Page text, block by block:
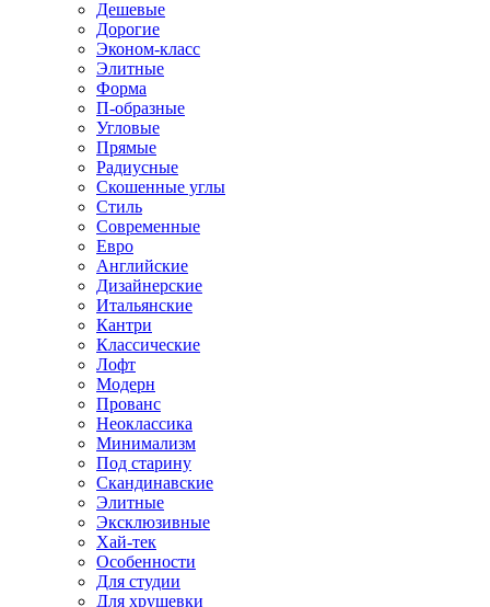
Дешевые
Дорогие
Эконом-класс
Элитные
Форма
П-образные
Угловые
Прямые
Радиусные
Скошенные углы
Стиль
Современные
Евро
Английские
Дизайнерские
Итальянские
Кантри
Классические
Лофт
Модерн
Прованс
Неоклассика
Минимализм
Под старину
Скандинавские
Элитные
Эксклюзивные
Хай-тек
Особенности
Для студии
Для хрущевки